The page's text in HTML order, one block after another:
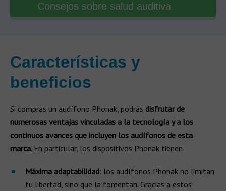
Consejos sobre salud auditiva
Características y
beneficios
Si compras un audífono Phonak, podrás disfrutar de
numerosas ventajas vinculadas a la tecnología y a los
continuos avances que incluyen los audífonos de esta
marca. En particular, los dispositivos Phonak tienen:
Máxima adaptabilidad: los audífonos Phonak no limitan
tu libertad, sino que la fomentan. Gracias a estos